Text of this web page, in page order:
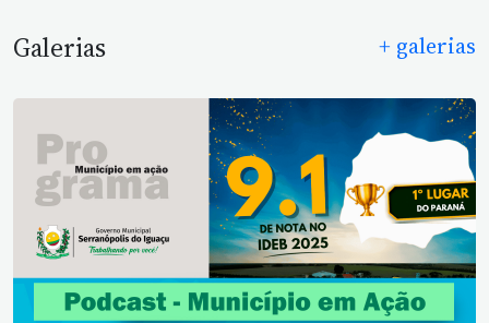
Galerias + galerias